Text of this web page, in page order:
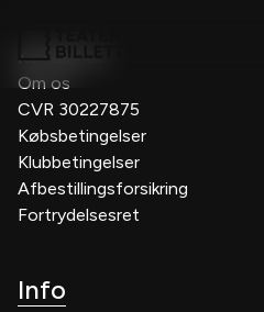
Kontakt os
Om os
CVR 30227875
Købsbetingelser
Klubbetingelser
Afbestillingsforsikring
Fortrydelsesret
Info